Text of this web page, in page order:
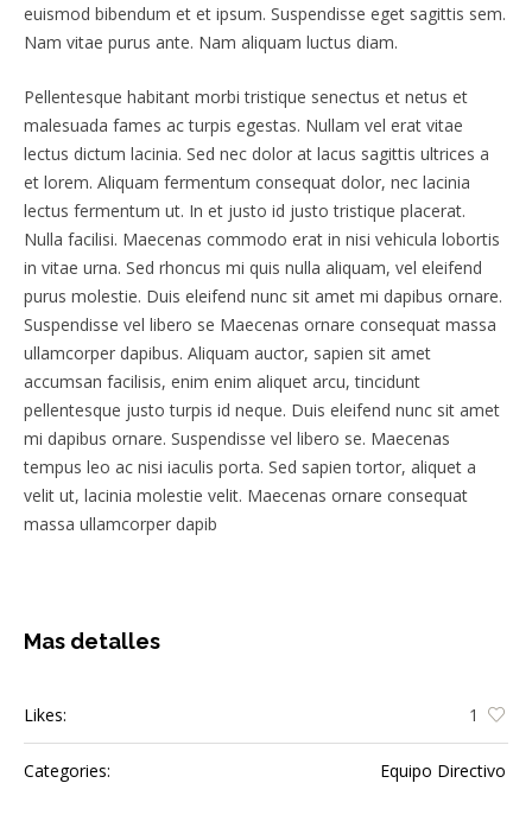
euismod bibendum et et ipsum. Suspendisse eget sagittis sem.
Nam vitae purus ante. Nam aliquam luctus diam.
Pellentesque habitant morbi tristique senectus et netus et
malesuada fames ac turpis egestas. Nullam vel erat vitae
lectus dictum lacinia. Sed nec dolor at lacus sagittis ultrices a
et lorem. Aliquam fermentum consequat dolor, nec lacinia
lectus fermentum ut. In et justo id justo tristique placerat.
Nulla facilisi. Maecenas commodo erat in nisi vehicula lobortis
in vitae urna. Sed rhoncus mi quis nulla aliquam, vel eleifend
purus molestie. Duis eleifend nunc sit amet mi dapibus ornare.
Suspendisse vel libero se Maecenas ornare consequat massa
ullamcorper dapibus. Aliquam auctor, sapien sit amet
accumsan facilisis, enim enim aliquet arcu, tincidunt
pellentesque justo turpis id neque. Duis eleifend nunc sit amet
mi dapibus ornare. Suspendisse vel libero se. Maecenas
tempus leo ac nisi iaculis porta. Sed sapien tortor, aliquet a
velit ut, lacinia molestie velit. Maecenas ornare consequat
massa ullamcorper dapib
Mas detalles
Likes: 1
Categories: Equipo Directivo